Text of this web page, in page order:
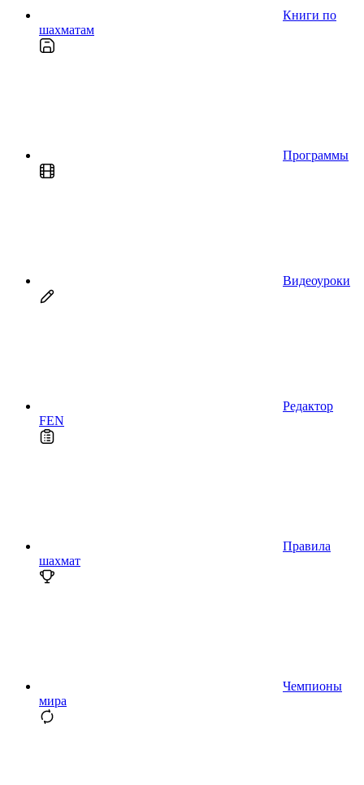
Книги по
шахматам
Программы
Видеоуроки
Редактор
FEN
Правила
шахмат
Чемпионы
мира